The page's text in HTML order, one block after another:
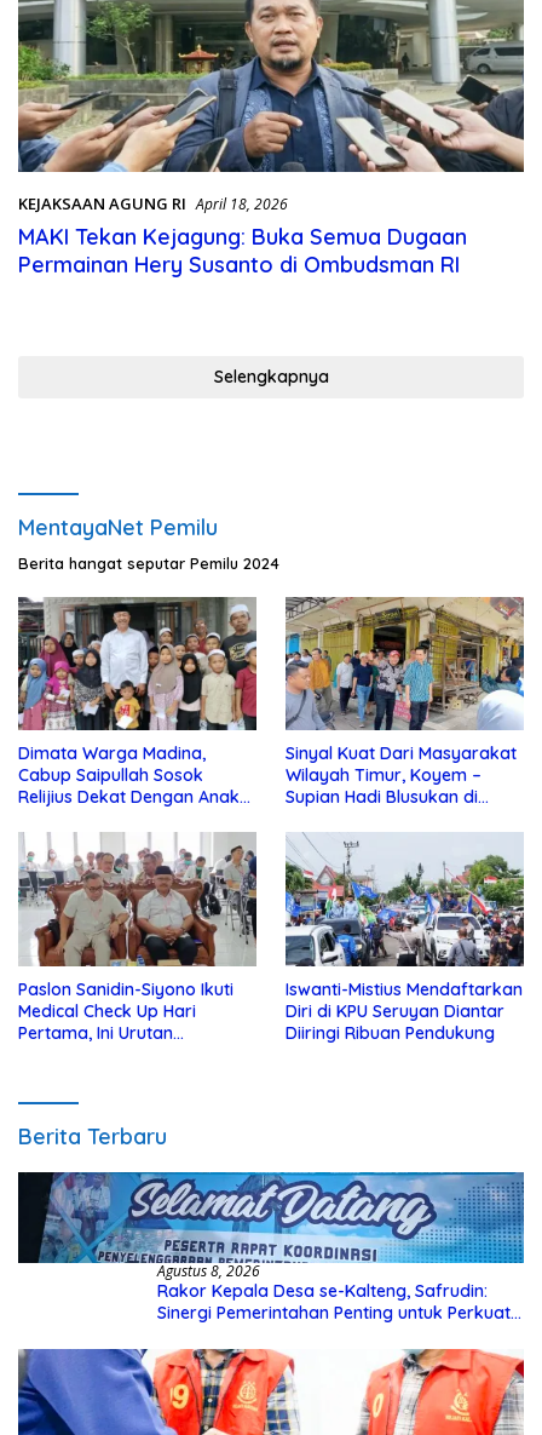
KEJAKSAAN AGUNG RI April 18, 2026
MAKI Tekan Kejagung: Buka Semua Dugaan
Permainan Hery Susanto di Ombudsman RI
Selengkapnya
MentayaNet Pemilu
Berita hangat seputar Pemilu 2024
Dimata Warga Madina,
Cabup Saipullah Sosok
Relijius Dekat Dengan Anak
Sinyal Kuat Dari Masyarakat
Wilayah Timur, Koyem –
Supian Hadi Blusukan di
Paslon Sanidin-Siyono Ikuti
Medical Check Up Hari
Pertama, Ini Urutan
Iswanti-Mistius Mendaftarkan
Diri di KPU Seruyan Diantar
Diiringi Ribuan Pendukung
Berita Terbaru
Agustus 8, 2026
Rakor Kepala Desa se-Kalteng, Safrudin:
Sinergi Pemerintahan Penting untuk Perkuat